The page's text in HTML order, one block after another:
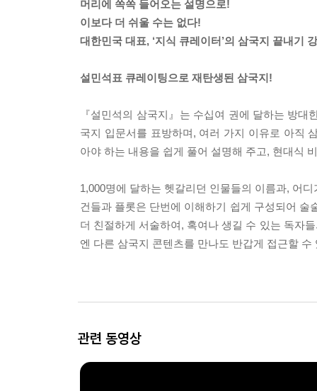
머리에 쏙쏙 들어오는 설명으로!
이보다 더 쉬울 수는 없다!
대한민국 대표, ‘지식 큐레이터’의 삼국지 끝내기
설민석표 큐레이팅으로 재탄생된 삼국지!
『설민석의 삼국지』는 수십여 권에 달하는 방
국지 입문서를 표방하며, 여러 가지 이유로 아직
아야 하는 내용을 쉽게 풀어 설명해 주고, 현대식
1,000명에 달하는 헷갈리던 인물들의 이름과, 어
건들과 플롯은 단번에 이해하기 쉽게 구성되어
더 친절하게 서술하여, 혹여나 생길 수 있는 독자
엔 다른 삼국지 콘텐츠를 만나도 반갑게 접근할 수
관련 동영상